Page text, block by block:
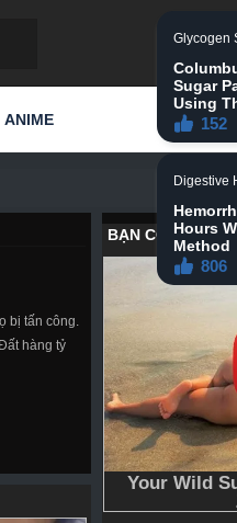
ANIME
bị tấn công.
hàng tỷ